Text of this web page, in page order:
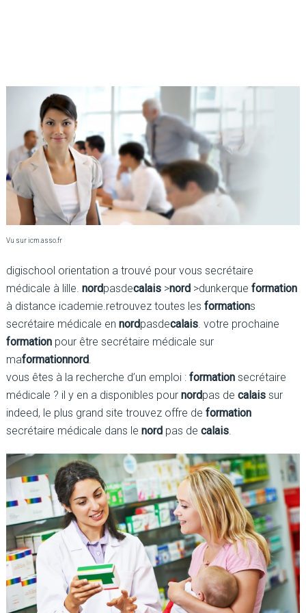
Vu sur icm.asso.fr
digischool orientation a trouvé pour vous secrétaire
médicale à lille. nordpasdecalais>nord>dunkerque formation
à distance icademie.retrouvez toutes les formations
secrétaire médicale en nordpasdecalais. votre prochaine
formationpour être secrétaire médicale sur
maformationnord.
vous êtes à la recherche d’un emploi : formationsecrétaire
médicale ? il y en a disponibles pour nordpas de calaissur
indeed, le plus grand site trouvez offre de formation
secrétaire médicale dans le nordpas de calais.